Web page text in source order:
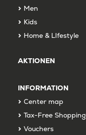
Men
Kids
Home & LIfestyle
AKTIONEN
INFORMATION
Center map
Tax-Free Shopping
Vouchers